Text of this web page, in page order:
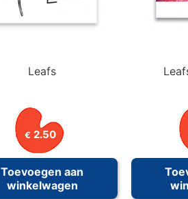
Leafs
€ 2.50
Toevoegen aan
winkelwagen